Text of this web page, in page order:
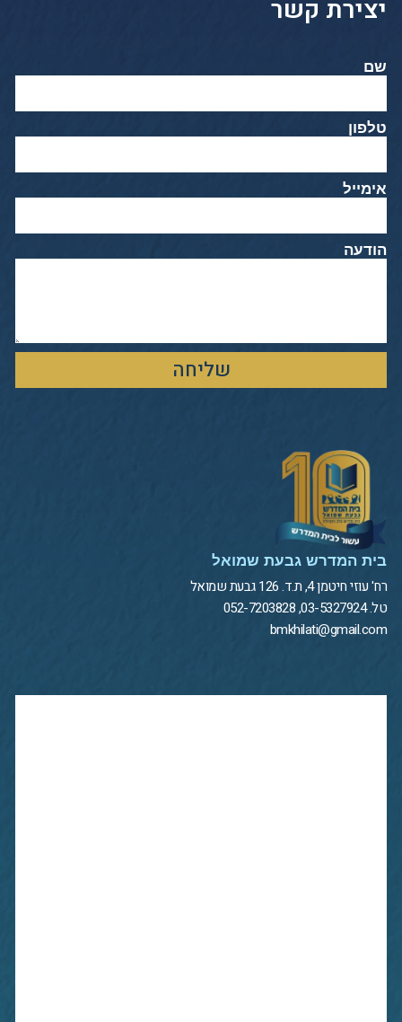
יצירת קשר
שם
טלפון
אימייל
הודעה
שליחה
בית המדרש גבעת שמואל
רח' עוזי חיטמן 4, ת.ד. 126 גבעת שמואל
טל. 03-5327924, 052-7203828
bmkhilati@gmail.com